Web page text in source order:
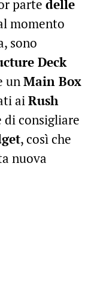
parte delle
momento
sono
Deck
unMain Box
aiRush
di consigliare
, così che
nuova